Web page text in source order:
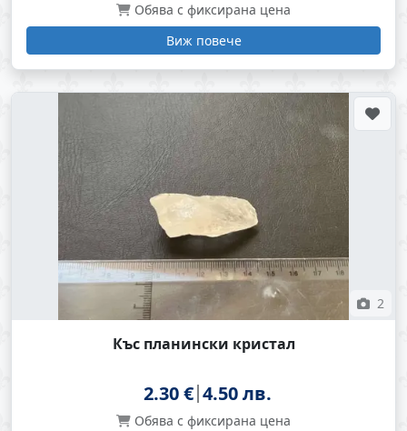
Обява с фиксирана цена
Виж повече
2
Къс планински кристал
2.30 € 4.50 лв.
Обява с фиксирана цена